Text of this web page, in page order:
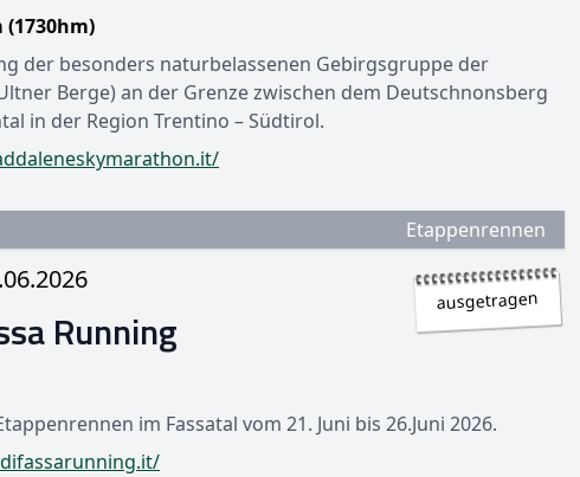
(1730hm)
der besonders naturbelassenen Gebirgsgruppe der
Berge) an der Grenze zwischen dem Deutschnonsberg
in der Region Trentino – Südtirol.
Etappenrennen
ausgetragen
Running
im Fassatal vom 21. Juni bis 26.Juni 2026.